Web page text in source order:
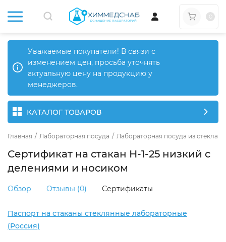
Уважаемые покупатели! В связи с
изменением цен, просьба уточнять
актуальную цену на продукцию у
менеджеров.
КАТАЛОГ ТОВАРОВ
Главная / Лабораторная посуда / Лабораторная посуда из стекла
Сертификат на стакан Н-1-25 низкий с
делениями и носиком
Обзор Отзывы (0) Сертификаты
Паспорт на стаканы стеклянные лабораторные
(Россия)